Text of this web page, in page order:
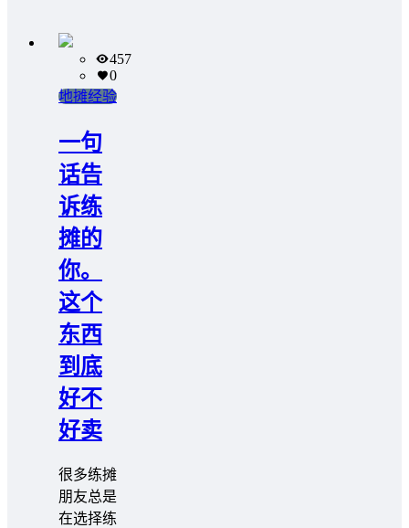
457
0
地摊经验
一句
话告
诉练
摊的
你。
这个
东西
到底
好不
好卖
很多练摊
朋友总是
在选择练